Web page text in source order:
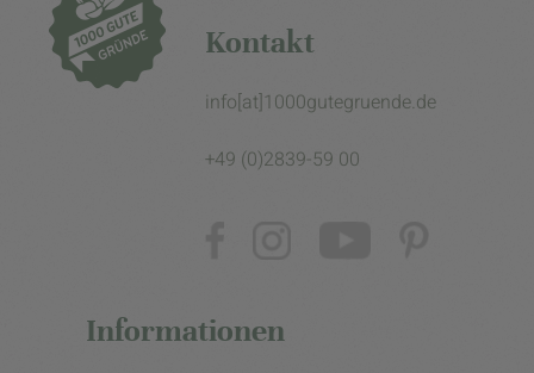
Kontakt
info[at]1000gutegruende.de
+49 (0)2839-59 00
Informationen